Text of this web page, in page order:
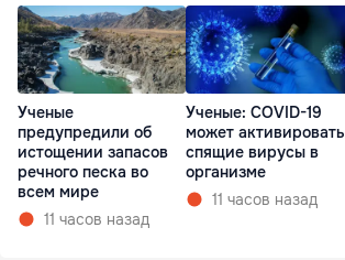
Ученые
предупредили об
истощении запасов
речного песка во
всем мире
11 часов назад
Ученые: COVID-19
может активировать
спящие вирусы в
организме
11 часов назад